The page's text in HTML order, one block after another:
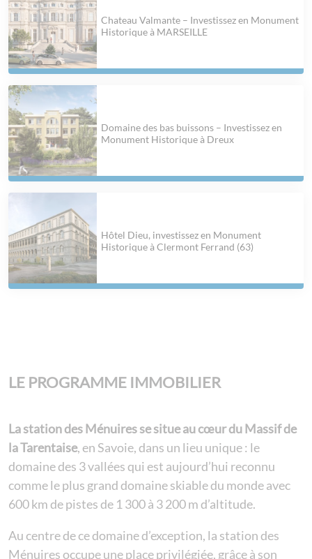
Chateau Valmante – Investissez en Monument
Historique à MARSEILLE
Domaine des bas buissons – Investissez en
Monument Historique à Dreux
Hôtel Dieu, investissez en Monument
Historique à Clermont Ferrand (63)
LE PROGRAMME IMMOBILIER
La station des Ménuires se situe au cœur du Massif de
la Tarentaise, en Savoie, dans un lieu unique : le
domaine des 3 vallées qui est aujourd’hui reconnu
comme le plus grand domaine skiable du monde avec
600 km de pistes de 1 300 à 3 200 m d’altitude.
Au centre de ce domaine d’exception, la station des
Ménuires occupe une place privilégiée, grâce à son